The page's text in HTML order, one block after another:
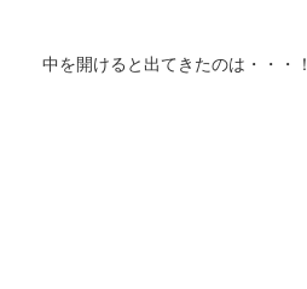
中を開けると出てきたのは・・・！